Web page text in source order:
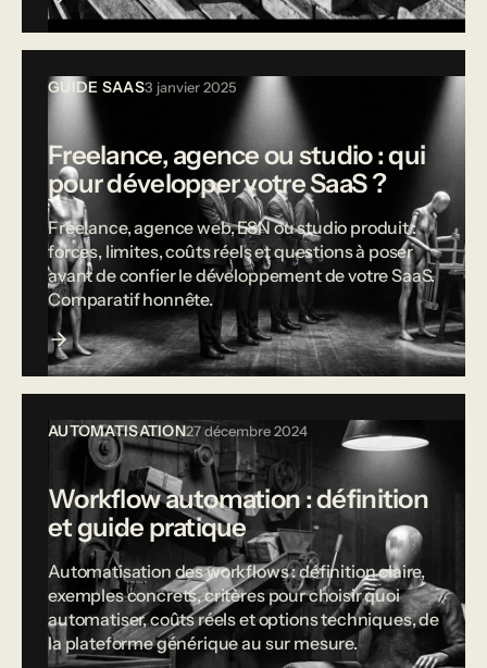
GUIDE SAAS3 janvier 2025
Freelance, agence ou studio : qui
pour développer votre SaaS ?
Freelance, agence web, ESN ou studio produit :
forces, limites, coûts réels et questions à poser
avant de confier le développement de votre SaaS.
Comparatif honnête.
AUTOMATISATION27 décembre 2024
Workflow automation : définition
et guide pratique
Automatisation des workflows : définition claire,
exemples concrets, critères pour choisir quoi
automatiser, coûts réels et options techniques, de
la plateforme générique au sur mesure.